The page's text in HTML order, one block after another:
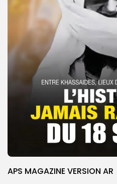
APS MAGAZINE VERSION AR